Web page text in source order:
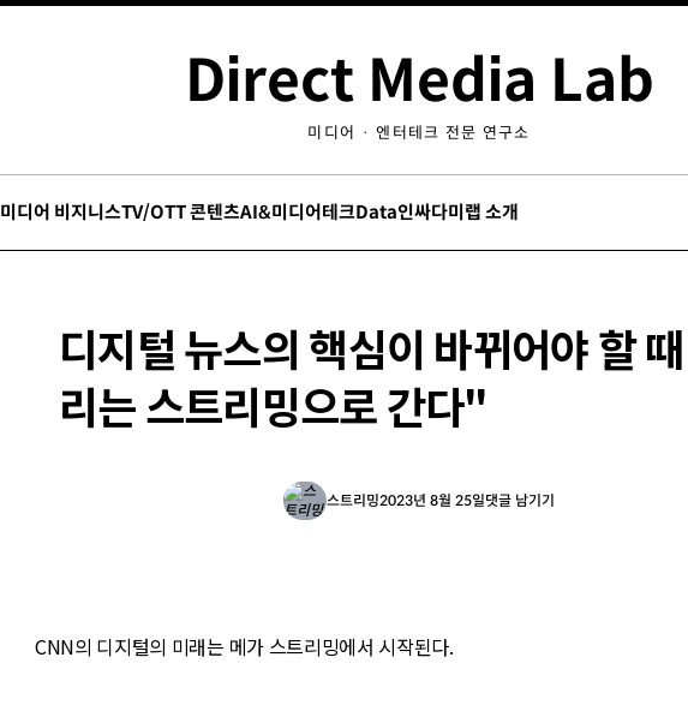
Direct Media Lab
미디어 · 엔터테크 전문 연구소
미디어 비지니스TV/OTT 콘텐츠AI&미디어테크Data인싸다미랩 소개
디지털 뉴스의 핵심이 바뀌어야 할
리는 스트리밍으로 간다"
스트리밍2023년 8월 25일댓글 남기기
CNN의 디지털의 미래는 메가 스트리밍에서 시작된다.